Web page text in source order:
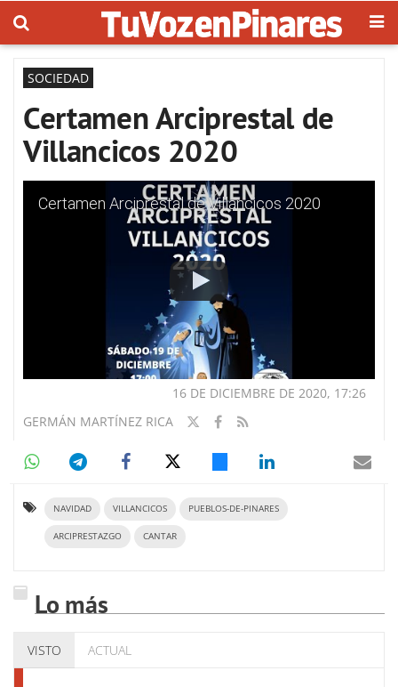
SOCIEDAD
Certamen Arciprestal de
Villancicos 2020
Certamen Arciprestal de Villancicos 2020
16 DE DICIEMBRE DE 2020, 17:26
GERMÁN MARTÍNEZ RICA
NAVIDAD VILLANCICOS PUEBLOS-DE-PINARES
ARCIPRESTAZGO CANTAR
Lo más
VISTO ACTUAL